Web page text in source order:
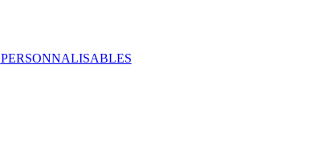
PERSONNALISABLES